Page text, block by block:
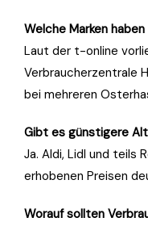
Welche Marken
Laut der t-online
Verbraucherzentrale
bei mehreren
Gibt es günstigere
Ja. Aldi, Lidl und teils
erhobenen Preisen
Worauf sollten